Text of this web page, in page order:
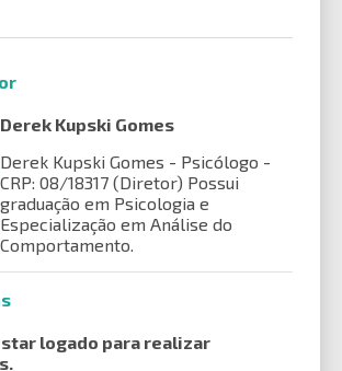
Derek Kupski Gomes
Derek Kupski Gomes - Psicólogo -
CRP: 08/18317 (Diretor) Possui
graduação em Psicologia e
Especialização em Análise do
Comportamento.
logado para realizar